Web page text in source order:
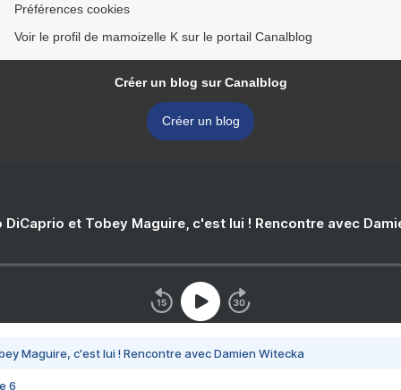
Préférences cookies
Voir le profil de mamoizelle K sur le portail Canalblog
Créer un blog sur Canalblog
Créer un blog
DiCaprio et Tobey Maguire, c'est lui ! Rencontre avec
Maguire, c'est lui ! Rencontre avec Damien Witecka
6